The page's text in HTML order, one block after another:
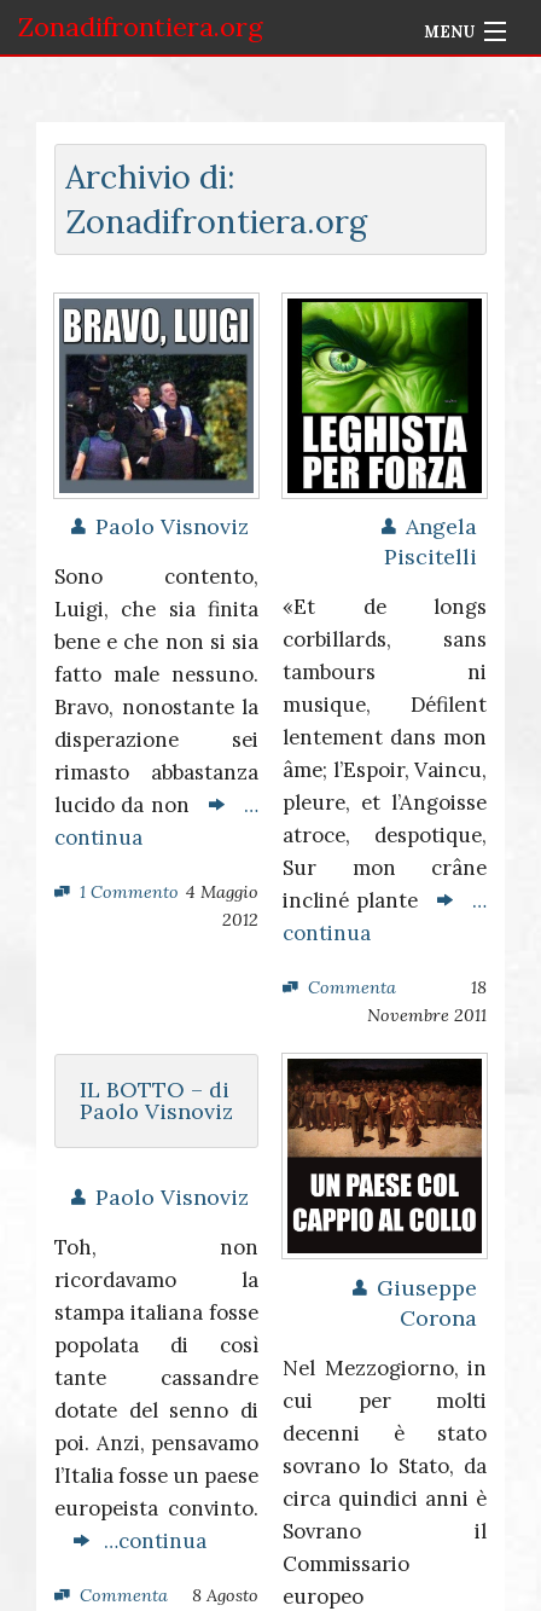
Zonadifrontiera.org MENU
Selezione per Autore
Accedi
Archivio di:
Zonadifrontiera.org
Paolo Visnoviz
Sono contento,
Luigi, che sia finita
bene e che non si sia
fatto male nessuno.
Bravo, nonostante la
disperazione sei
rimasto abbastanza
lucido da non
…
continua
1 Commento 4 Maggio
2012
Angela
Piscitelli
«Et de longs
corbillards, sans
tambours ni
musique, Défilent
lentement dans mon
âme; l’Espoir, Vaincu,
pleure, et l’Angoisse
atroce, despotique,
Sur mon crâne
incliné plante
…
continua
Commenta
18
Novembre 2011
IL BOTTO – di
Paolo Visnoviz
Paolo Visnoviz
Toh, non
ricordavamo la
stampa italiana fosse
popolata di così
tante cassandre
dotate del senno di
poi. Anzi, pensavamo
l’Italia fosse un paese
europeista convinto.
…continua
Commenta
8 Agosto
Giuseppe
Corona
Nel Mezzogiorno, in
cui per molti
decenni è stato
sovrano lo Stato, da
circa quindici anni è
Sovrano il
Commissario
europeo